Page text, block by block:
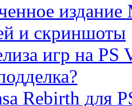
издание
и скриншоты
игр на PS
Rebirth для